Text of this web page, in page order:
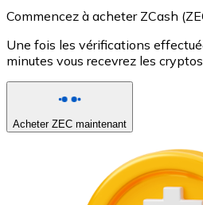
Commencez à acheter ZCash
Une fois les vérifications
minutes vous recevrez les
Acheter ZEC maintenant